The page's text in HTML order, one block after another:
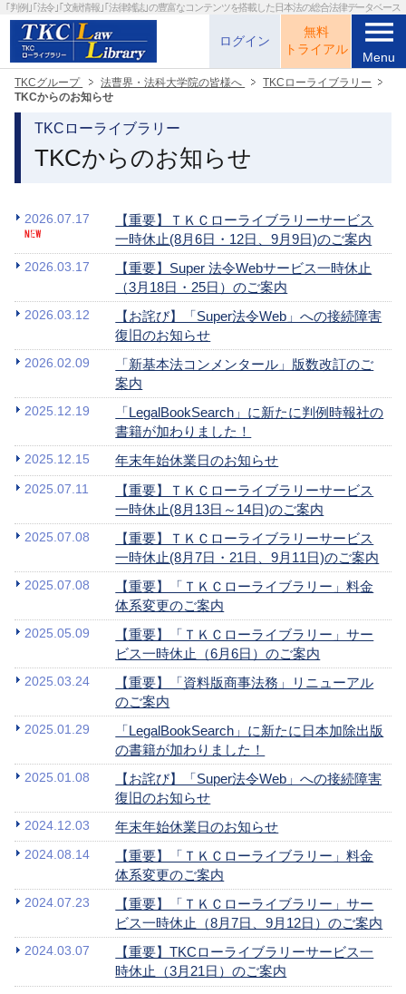
｢判例｣｢法令｣｢文献情報｣｢法律雑誌｣の豊富なコンテンツを搭載した日本法の総合法律データベース
ログイン
無料
トライアル
menu
Menu
TKCグループ 法曹界・法科大学院の皆様へ
TKCローライブラリー
TKCからのお知らせ
TKCローライブラリー
TKCからのお知らせ
2026.07.17
【重要】ＴＫＣローライブラリーサービス
一時休止(8月6日・12日、9月9日)のご案内
2026.03.17
【重要】Super 法令Webサービス一時休止
（3月18日・25日）のご案内
2026.03.12
【お詫び】「Super法令Web」への接続障害
復旧のお知らせ
2026.02.09
「新基本法コンメンタール」版数改訂のご
案内
2025.12.19
「LegalBookSearch」に新たに判例時報社の
書籍が加わりました！
2025.12.15 年末年始休業日のお知らせ
2025.07.11
【重要】ＴＫＣローライブラリーサービス
一時休止(8月13日～14日)のご案内
2025.07.08
【重要】ＴＫＣローライブラリーサービス
一時休止(8月7日・21日、9月11日)のご案内
2025.07.08
【重要】「ＴＫＣローライブラリー」料金
体系変更のご案内
2025.05.09
【重要】「ＴＫＣローライブラリー」サー
ビス一時休止（6月6日）のご案内
2025.03.24
【重要】「資料版商事法務」リニューアル
のご案内
2025.01.29
「LegalBookSearch」に新たに日本加除出版
の書籍が加わりました！
2025.01.08
【お詫び】「Super法令Web」への接続障害
復旧のお知らせ
2024.12.03 年末年始休業日のお知らせ
2024.08.14
【重要】「ＴＫＣローライブラリー」料金
体系変更のご案内
2024.07.23
【重要】「ＴＫＣローライブラリー」サー
ビス一時休止（8月7日、9月12日）のご案内
2024.03.07
【重要】TKCローライブラリーサービス一
時休止（3月21日）のご案内